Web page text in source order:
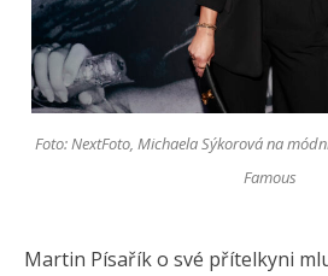
Foto: NextFoto, Michaela Sýkorová na
Famous
Martin Písařík o své přítelkyni